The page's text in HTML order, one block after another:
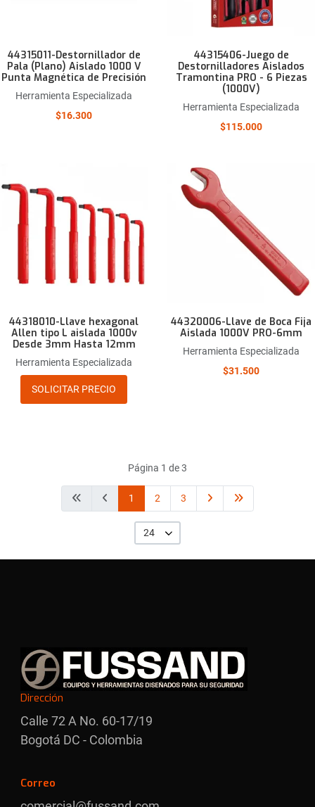
44315011-Destornillador de
Pala (Plano) Aislado 1000 V
Punta Magnética de Precisión
Herramienta Especializada
$16.300
44315406-Juego de
Destornilladores Aislados
Tramontina PRO - 6 Piezas
(1000V)
Herramienta Especializada
$115.000
Añadir a la lista de deseos
Comparar este producto
44318010-Llave hexagonal
Allen tipo L aislada 1000v
Desde 3mm Hasta 12mm
Herramienta Especializada
SOLICITAR PRECIO
44320006-Llave de Boca Fija
Aislada 1000V PRO-6mm
Herramienta Especializada
$31.500
Página 1 de 3
1 2 3
24
Dirección
Calle 72 A No. 60-17/19
Bogotá DC - Colombia
Correo